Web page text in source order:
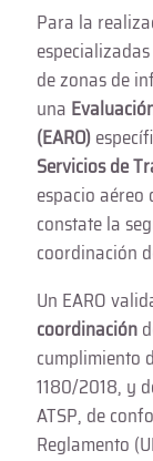
Para la
de zonas de
una
(EARO)
Servicios de
espacio aéreo
constate la
coordinación
Un EARO
coordinación
cumplimiento
1180/2018, y
ATSP, de
Reglamento